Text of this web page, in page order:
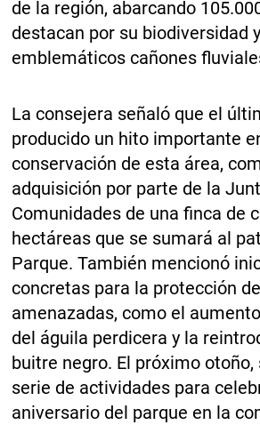
de la región, abarcando
destacan por su biodiversidad
emblemáticos cañones
La consejera señaló que el
producido un hito importante
conservación de esta área,
adquisición por parte de la
Comunidades de una finca de
hectáreas que se sumará al
Parque. También mencionó
concretas para la protección
amenazadas, como el
del águila perdicera y la
buitre negro. El próximo otoño,
serie de actividades para
aniversario del parque en la